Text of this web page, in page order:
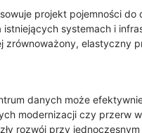
projekt pojemności do
systemach i
zrównoważony, elastyczny
danych może
modernizacji czy przerw
rozwój przy